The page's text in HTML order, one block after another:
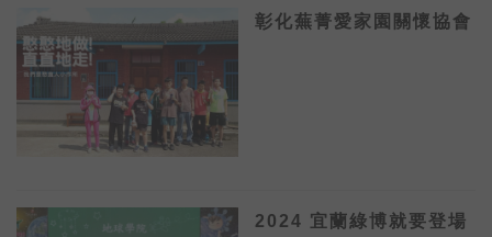
彰化蕪菁愛家園關懷協會
2024 宜蘭綠博就要登場